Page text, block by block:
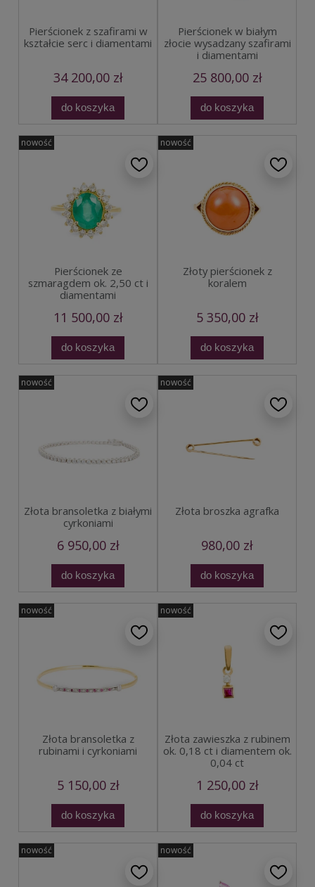
Pierścionek z szafirami w
kształcie serc i diamentami
34 200,00 zł
do koszyka
Pierścionek w białym
złocie wysadzany szafirami
i diamentami
25 800,00 zł
do koszyka
Pierścionek ze
szmaragdem ok. 2,50 ct i
diamentami
11 500,00 zł
do koszyka
nowość
Złoty pierścionek z
koralem
5 350,00 zł
do koszyka
nowość
Złota bransoletka z białymi
cyrkoniami
6 950,00 zł
do koszyka
nowość
Złota broszka agrafka
980,00 zł
do koszyka
nowość
Złota bransoletka z
rubinami i cyrkoniami
5 150,00 zł
do koszyka
nowość
Złota zawieszka z rubinem
ok. 0,18 ct i diamentem ok.
0,04 ct
1 250,00 zł
do koszyka
nowość
nowość nowość